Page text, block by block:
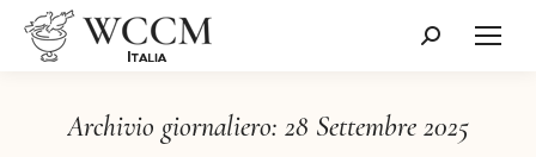
Cerca:
Archivio giornaliero: 28 Settembre 2025